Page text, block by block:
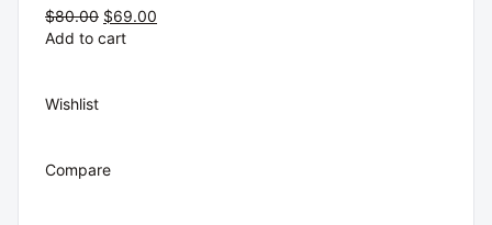
$80.00 $69.00
Add to cart
Wishlist
Compare